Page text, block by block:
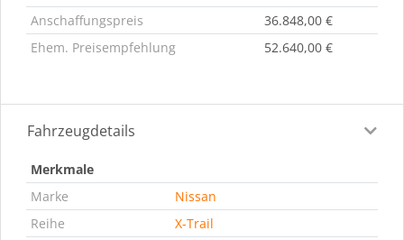
Anschaffungspreis
36.848,00 €
Ehem. Preisempfehlung
52.640,00 €
Fahrzeugdetails
Merkmale
Marke
Nissan
Reihe
X-Trail